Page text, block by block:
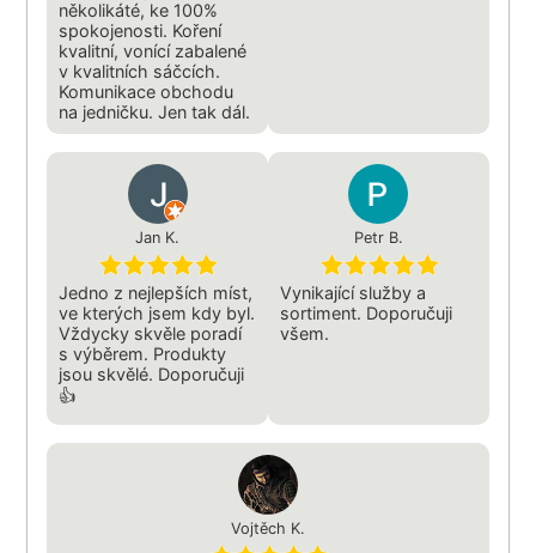
několikáté, ke 100%
spokojenosti. Koření
kvalitní, vonící zabalené
v kvalitních sáčcích.
Komunikace obchodu
na jedničku. Jen tak dál.
Jan K.
Jedno z nejlepších míst,
ve kterých jsem kdy byl.
Vždycky skvěle poradí
s výběrem. Produkty
jsou skvělé. Doporučuji
👍
Petr B.
Vynikající služby a
sortiment. Doporučuji
všem.
Vojtěch K.